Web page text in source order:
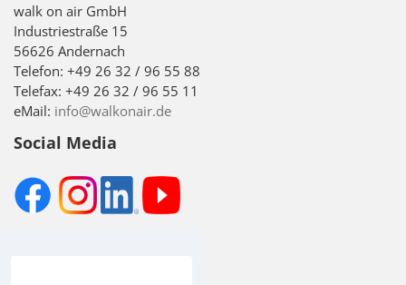
walk on air GmbH
Industriestraße 15
56626 Andernach
Telefon: +49 26 32 / 96 55 88
Telefax: +49 26 32 / 96 55 11
eMail: info@walkonair.de
Social Media